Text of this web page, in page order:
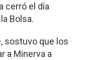
cerró el día
Bolsa.
sostuvo que los
a Minerva a